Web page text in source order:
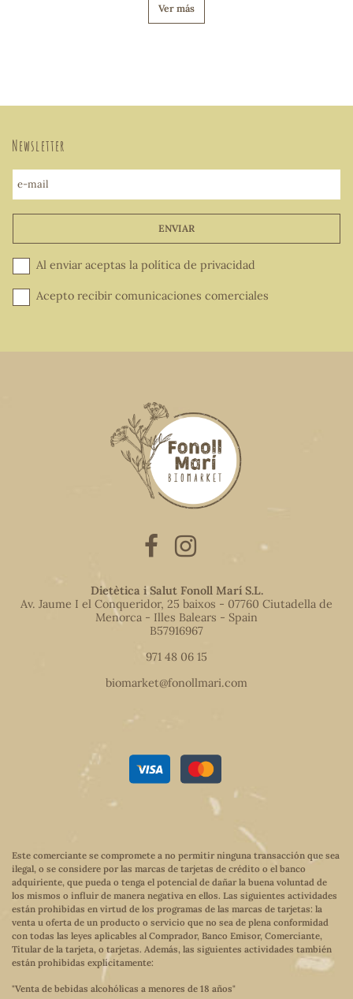
Ver más
Newsletter
e-mail
ENVIAR
Al enviar aceptas la política de privacidad
Acepto recibir comunicaciones comerciales
Dietètica i Salut Fonoll Marí S.L.
Av. Jaume I el Conqueridor, 25 baixos - 07760 Ciutadella de
Menorca - Illes Balears - Spain
B57916967
971 48 06 15
biomarket@fonollmari.com
Este comerciante se compromete a no permitir ninguna transacción que sea
ilegal, o se considere por las marcas de tarjetas de crédito o el banco
adquiriente, que pueda o tenga el potencial de dañar la buena voluntad de
los mismos o influir de manera negativa en ellos. Las siguientes actividades
están prohibidas en virtud de los programas de las marcas de tarjetas: la
venta u oferta de un producto o servicio que no sea de plena conformidad
con todas las leyes aplicables al Comprador, Banco Emisor, Comerciante,
Titular de la tarjeta, o tarjetas. Además, las siguientes actividades también
están prohibidas explícitamente:
"Venta de bebidas alcohólicas a menores de 18 años"